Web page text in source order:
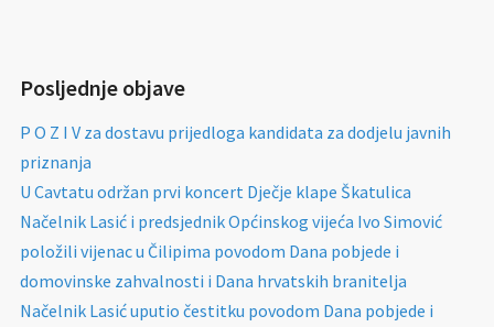
Posljednje objave
P O Z I V za dostavu prijedloga kandidata za dodjelu javnih
priznanja
U Cavtatu održan prvi koncert Dječje klape Škatulica
Načelnik Lasić i predsjednik Općinskog vijeća Ivo Simović
položili vijenac u Čilipima povodom Dana pobjede i
domovinske zahvalnosti i Dana hrvatskih branitelja
Načelnik Lasić uputio čestitku povodom Dana pobjede i